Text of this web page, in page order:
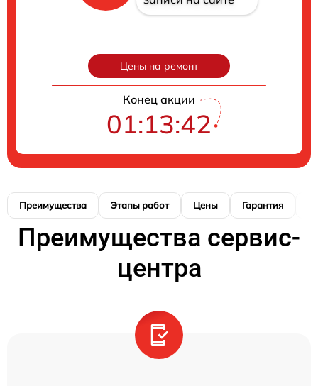
Цены на ремонт
Конец акции
01:13:41
Преимущества Этапы работ Цены Гарантия
Преимущества сервис-
центра